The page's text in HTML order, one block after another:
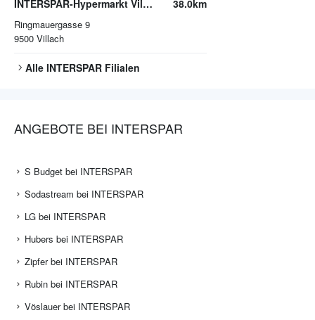
INTERSPAR-Hypermarkt Villach
Ringmauergasse 9
9500 Villach
38.0km
Alle INTERSPAR Filialen
ANGEBOTE BEI INTERSPAR
S Budget bei INTERSPAR
Sodastream bei INTERSPAR
LG bei INTERSPAR
Hubers bei INTERSPAR
Zipfer bei INTERSPAR
Rubin bei INTERSPAR
Vöslauer bei INTERSPAR